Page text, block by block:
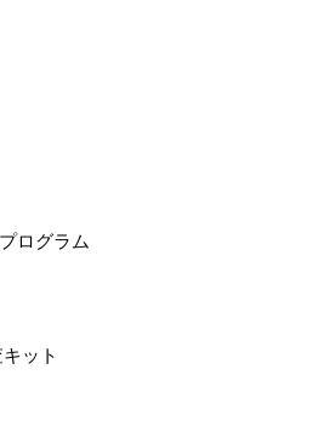
ログラム
ット